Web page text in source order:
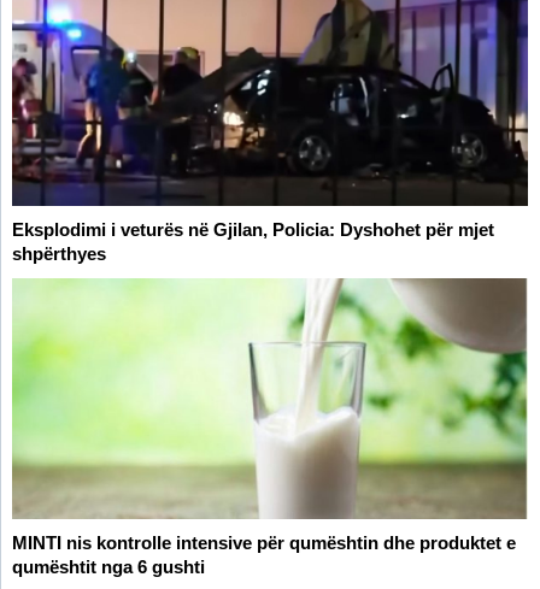
Eksplodimi i veturës në Gjilan, Policia: Dyshohet për mjet
shpërthyes
MINTI nis kontrolle intensive për qumështin dhe produktet e
qumështit nga 6 gushti